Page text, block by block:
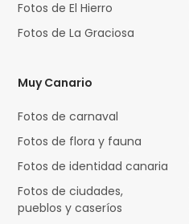
Fotos de El Hierro
Fotos de La Graciosa
Muy Canario
Fotos de carnaval
Fotos de flora y fauna
Fotos de identidad canaria
Fotos de ciudades,
pueblos y caseríos